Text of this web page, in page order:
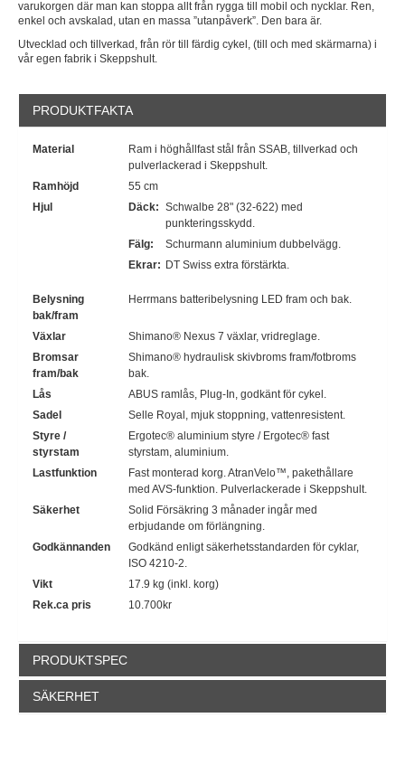
varukorgen där man kan stoppa allt från rygga till mobil och nycklar. Ren,
enkel och avskalad, utan en massa ”utanpåverk”. Den bara är.
Utvecklad och tillverkad, från rör till färdig cykel, (till och med skärmarna) i
vår egen fabrik i Skeppshult.
PRODUKTFAKTA
Material
Ram i höghållfast stål från SSAB, tillverkad och
pulverlackerad i Skeppshult.
Ramhöjd
55 cm
Hjul
Däck: Schwalbe 28" (32-622) med
punkteringsskydd.
Fälg:
Schurmann aluminium dubbelvägg.
Ekrar: DT Swiss extra förstärkta.
Belysning
bak/fram
Herrmans batteribelysning LED fram och bak.
Växlar
Shimano® Nexus 7 växlar, vridreglage.
Bromsar
fram/bak
Shimano® hydraulisk skivbroms fram/fotbroms
bak.
Lås
ABUS ramlås, Plug-In, godkänt för cykel.
Sadel
Selle Royal, mjuk stoppning, vattenresistent.
Styre /
styrstam
Ergotec® aluminium styre / Ergotec® fast
styrstam, aluminium.
Lastfunktion
Fast monterad korg. AtranVelo™, pakethållare
med AVS-funktion. Pulverlackerade i Skeppshult.
Säkerhet
Solid Försäkring 3 månader ingår med
erbjudande om förlängning.
Godkännanden
Godkänd enligt säkerhetsstandarden för cyklar,
ISO 4210-2.
Vikt
17.9 kg (inkl. korg)
Rek.ca pris
10.700kr
PRODUKTSPEC
SÄKERHET